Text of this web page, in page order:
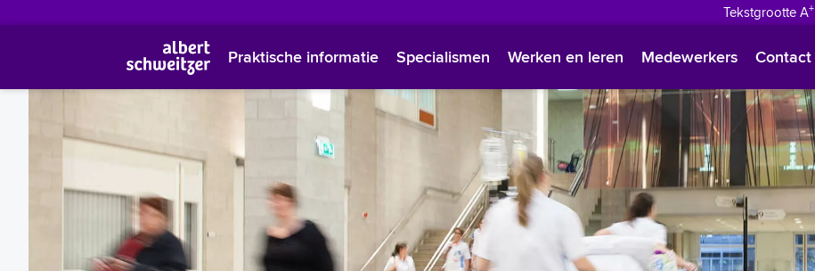
Tekstgrootte A+
Polski
Türkçe
Arabisch
Praktische informatie Specialismen Werken en leren Medewerkers Contact